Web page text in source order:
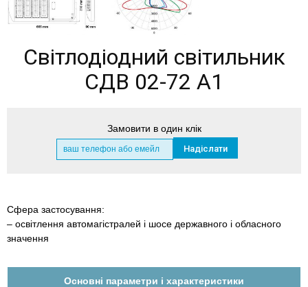
Світлодіодний світильник
СДВ 02-72 А1
Замовити в один клік
Сфера застосування:
– освітлення автомагістралей і шосе державного і обласного
значення
Основні параметри і характеристики